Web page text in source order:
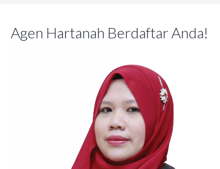
Agen Hartanah Berdaftar Anda!